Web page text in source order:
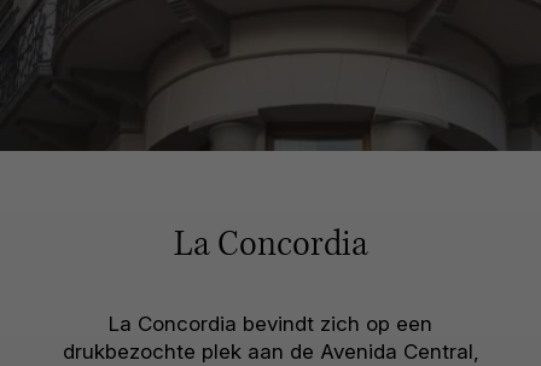
La Concordia
La Concordia bevindt zich op een
drukbezochte plek aan de Avenida Central,